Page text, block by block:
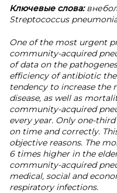
Ключевые слова:
Streptococcus
One of the most urgent
community-acquired
of data on the
efficiency of antibiotic
tendency to increase the
disease, as well as
community-acquired
every year. Only one-
on time and correctly.
objective reasons. The
6 times higher in the
community-acquired
medical, social and
respiratory infections.